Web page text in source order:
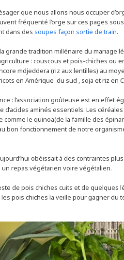
que nous allons nous occuper
fréquenté l’orge sur ces pages
dans des soupes façon sortie de train.
grande tradition millénaire du mariage
: couscous et pois-chiches ou
mdjeddera (riz aux lentilles) au
en Amérique du sud , soja et riz en
: l’association goûteuse est en effet
aminés essentiels. Les
le quinoa(de la famille des
bon fonctionnement de notre
obéissait à des contraintes
repas végétarien voire végétalien.
de pois chiches cuits et de quelques
pois chiches la veille pour gagner du